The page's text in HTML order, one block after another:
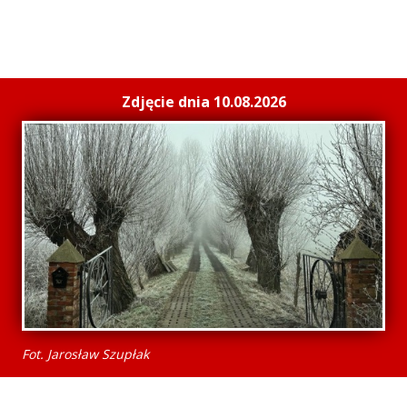
Zdjęcie dnia 10.08.2026
Fot. Jarosław Szupłak